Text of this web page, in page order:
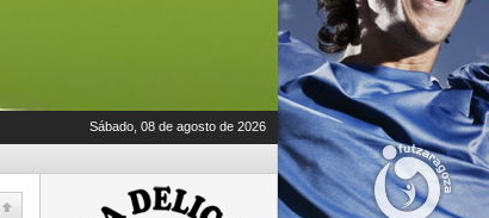
Sábado, 08 de agosto de 2026